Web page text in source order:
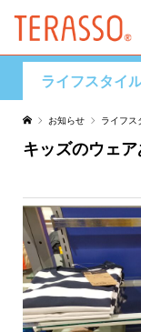
ライフスタイ
お知らせ ライフス
キッズのウェア